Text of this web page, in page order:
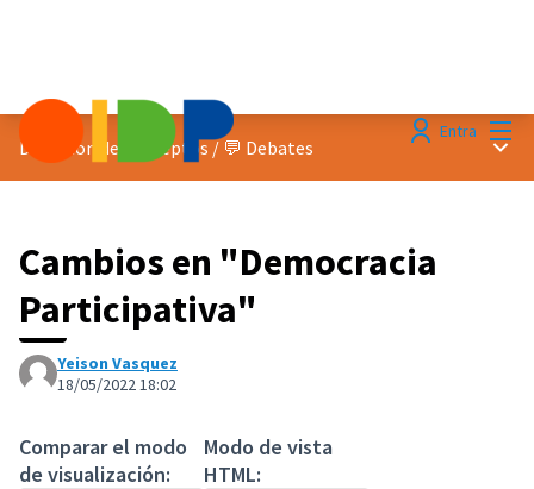
Entra
Discusion de conceptos/ 💬 Debates
Cambios en "Democracia
Participativa"
Yeison Vasquez
18/05/2022 18:02
Comparar el modo
de visualización:
Modo de vista
HTML: